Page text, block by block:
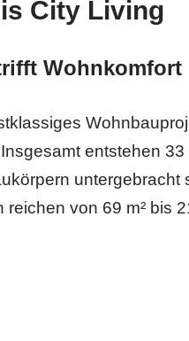
City Living
Wohnkomfort
entstehen
untergebracht
von 69 m² bis